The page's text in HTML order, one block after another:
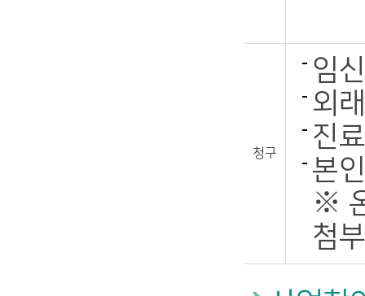
청구
임
외
진
본
※
첨